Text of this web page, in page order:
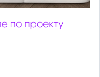
по проекту